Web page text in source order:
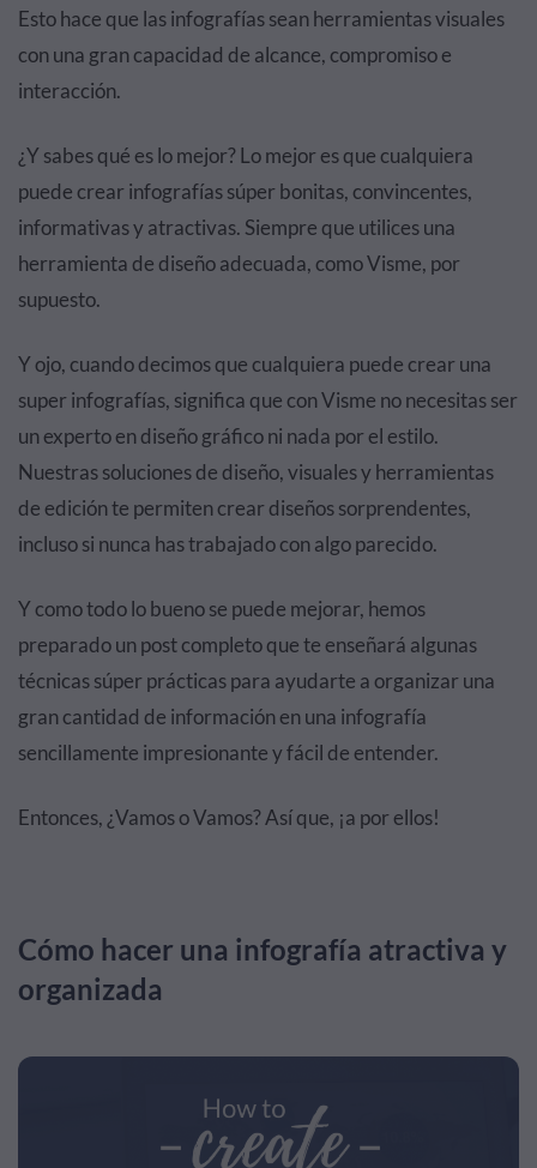
Esto hace que las infografías sean herramientas visuales
con una gran capacidad de alcance, compromiso e
interacción.
¿Y sabes qué es lo mejor? Lo mejor es que cualquiera
puede crear infografías súper bonitas, convincentes,
informativas y atractivas. Siempre que utilices una
herramienta de diseño adecuada, como Visme, por
supuesto.
Y ojo, cuando decimos que cualquiera puede crear una
super infografías, significa que con Visme no necesitas ser
un experto en diseño gráfico ni nada por el estilo.
Nuestras soluciones de diseño, visuales y herramientas
de edición te permiten crear diseños sorprendentes,
incluso si nunca has trabajado con algo parecido.
Y como todo lo bueno se puede mejorar, hemos
preparado un post completo que te enseñará algunas
técnicas súper prácticas para ayudarte a organizar una
gran cantidad de información en una infografía
sencillamente impresionante y fácil de entender.
Entonces, ¿Vamos o Vamos? Así que, ¡a por ellos!
Cómo hacer una infografía atractiva y
organizada